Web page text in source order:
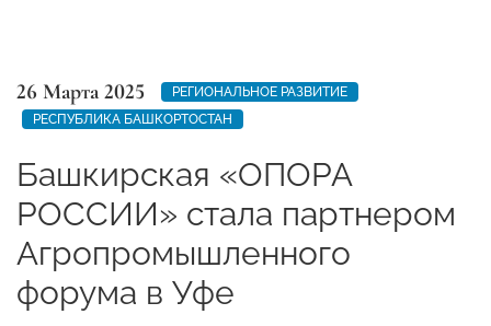
26 Марта 2025
РЕГИОНАЛЬНОЕ РАЗВИТИЕ
РЕСПУБЛИКА БАШКОРТОСТАН
Башкирская «ОПОРА
РОССИИ» стала партнером
Агропромышленного
форума в Уфе